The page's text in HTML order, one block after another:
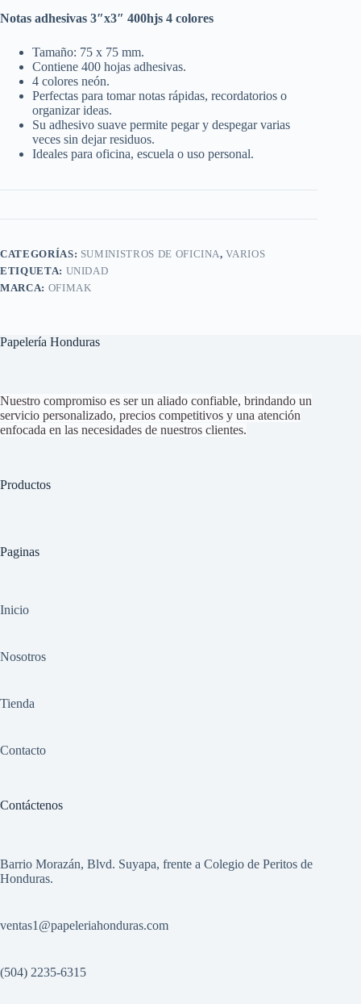
Notas adhesivas 3″x3″ 400hjs 4 colores
Tamaño: 75 x 75 mm.
Contiene 400 hojas adhesivas.
4 colores neón.
Perfectas para tomar notas rápidas, recordatorios o
organizar ideas.
Su adhesivo suave permite pegar y despegar varias
veces sin dejar residuos.
Ideales para oficina, escuela o uso personal.
CATEGORÍAS: SUMINISTROS DE OFICINA,VARIOS
ETIQUETA: UNIDAD
MARCA: OFIMAK
Papelería Honduras
Nuestro compromiso es ser un aliado confiable, brindando un
servicio personalizado, precios competitivos y una atención
enfocada en las necesidades de nuestros clientes.
Productos
Paginas
Inicio
Nosotros
Tienda
Contacto
Contáctenos
Barrio Morazán, Blvd. Suyapa, frente a Colegio de Peritos de
Honduras.
ventas1 @papeleriahonduras.com
(504) 2235-6315